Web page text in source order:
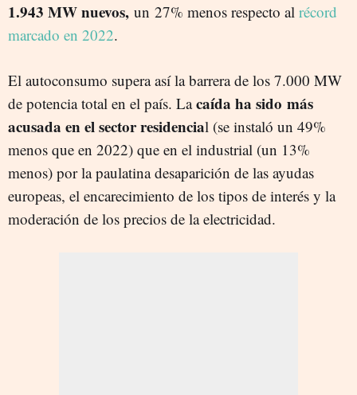
1.943 MW nuevos, un 27% menos respecto al récord
marcado en 2022.
El autoconsumo supera así la barrera de los 7.000 MW
de potencia total en el país. Lacaída ha sido más
acusada en el sector residencial (se instaló un 49%
menos que en 2022) que en el industrial (un 13%
menos) por la paulatina desaparición de las ayudas
europeas, el encarecimiento de los tipos de interés y la
moderación de los precios de la electricidad.